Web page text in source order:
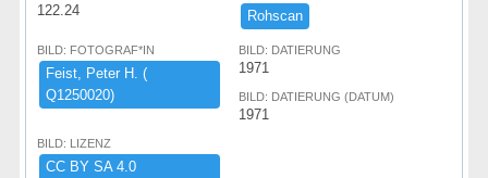
122.24 Rohscan
BILD: FOTOGRAF*IN
Feist,​ ​Peter ​H.​ ​(​
Q1250020)​
BILD: DATIERUNG
1971
BILD: DATIERUNG (DATUM)
1971
BILD: LIZENZ
CC ​BY ​SA ​4.​0 ​